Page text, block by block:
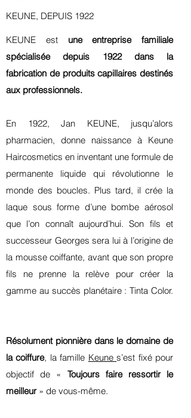
KEUNE, DEPUIS 1922
KEUNE est une entreprise familiale
spécialisée depuis 1922 dans la
fabrication de produits capillaires destinés
aux professionnels.
En 1922, Jan KEUNE, jusqu’alors
pharmacien, donne naissance à Keune
Haircosmetics en inventant une formule de
permanente liquide qui révolutionne le
monde des boucles. Plus tard, il crée la
laque sous forme d’une bombe aérosol
que l’on connaît aujourd’hui. Son fils et
successeur Georges sera lui à l’origine de
la mousse coiffante, avant que son propre
fils ne prenne la relève pour créer la
gamme au succès planétaire : Tinta Color.
Résolument pionnière dans le domaine de
la coiffure, la famille Keunes’est fixé pour
objectif de « Toujours faire ressortir le
meilleur » de vous-même.